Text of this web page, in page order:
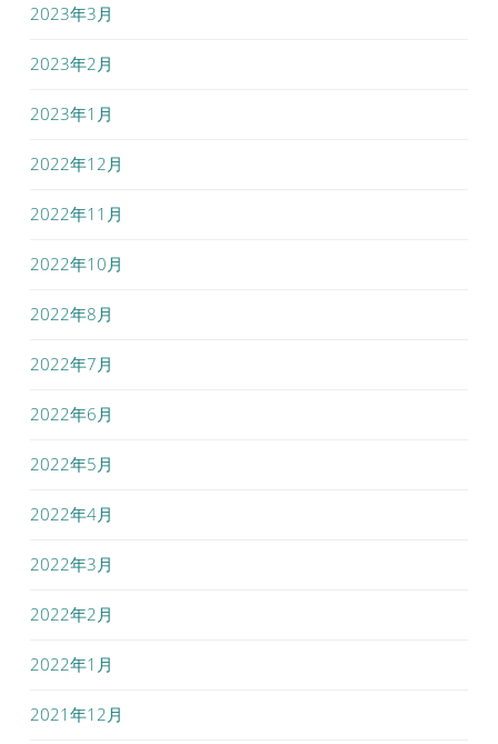
2023年3月
2023年2月
2023年1月
2022年12月
2022年11月
2022年10月
2022年8月
2022年7月
2022年6月
2022年5月
2022年4月
2022年3月
2022年2月
2022年1月
2021年12月